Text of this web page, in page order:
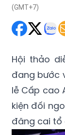
(GMT+7)
Hội thảo
đang bước
lễ Cấp cao
kiện đối
đăng cai tổ